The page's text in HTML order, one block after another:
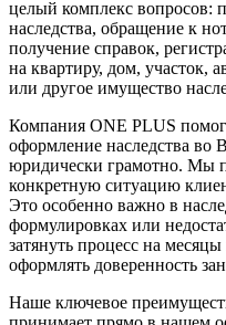
целый комплекс вопросов:
наследства, обращение к
получение справок,
на квартиру, дом, участок,
или другое имущество
Компания ONE PLUS
оформление наследства во
юридически грамотно. Мы
конкретную ситуацию
Это особенно важно в
формулировках или
затянуть процесс на
оформлять доверенность
Наше ключевое